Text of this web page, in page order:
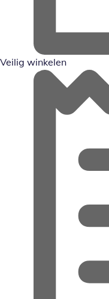
Veilig winkelen